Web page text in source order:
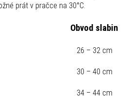
prát v pračce na 30°C.
Obvod slabin
26 – 32 cm
30 – 40 cm
34 – 44 cm